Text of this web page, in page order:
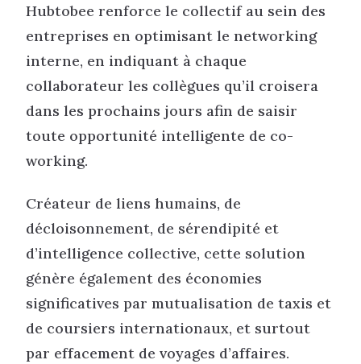
Hubtobee renforce le collectif au sein des
entreprises en optimisant le networking
interne, en indiquant à chaque
collaborateur les collègues qu’il croisera
dans les prochains jours afin de saisir
toute opportunité intelligente de co-
working.
Créateur de liens humains, de
décloisonnement, de sérendipité et
d’intelligence collective, cette solution
génère également des économies
significatives par mutualisation de taxis et
de coursiers internationaux, et surtout
par effacement de voyages d’affaires.